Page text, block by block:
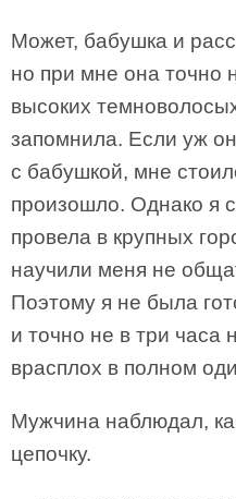
Может, бабушка и
но при мне она точно
высоких
запомнила. Если уж
с бабушкой, мне
произошло. Однако я
провела в крупных
научили меня не
Поэтому я не была
и точно не в три часа
врасплох в полном
Мужчина наблюдал,
цепочку.